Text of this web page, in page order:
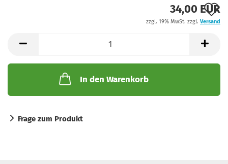
34,00 EUR
zzgl. 19% MwSt. zzgl. Versand
In den Warenkorb
Frage zum Produkt